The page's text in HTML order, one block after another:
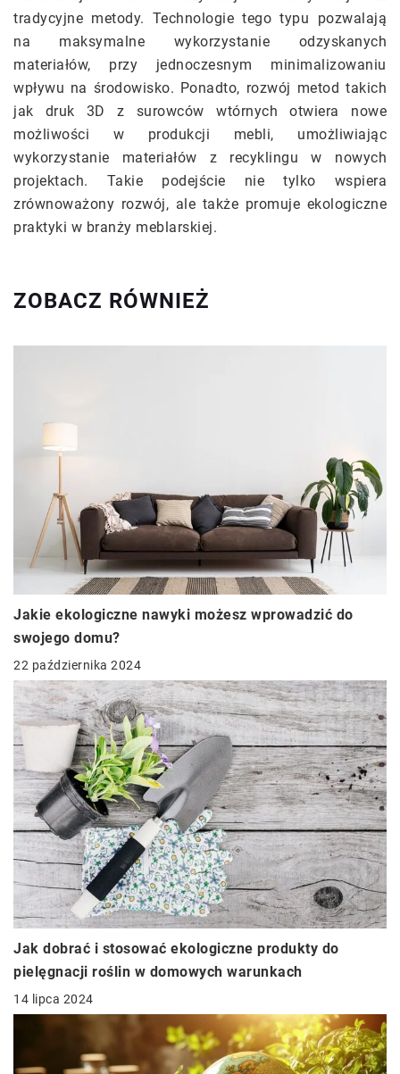
tradycyjne metody. Technologie tego typu pozwalają
na maksymalne wykorzystanie odzyskanych
materiałów, przy jednoczesnym minimalizowaniu
wpływu na środowisko. Ponadto, rozwój metod takich
jak druk 3D z surowców wtórnych otwiera nowe
możliwości w produkcji mebli, umożliwiając
wykorzystanie materiałów z recyklingu w nowych
projektach. Takie podejście nie tylko wspiera
zrównoważony rozwój, ale także promuje ekologiczne
praktyki w branży meblarskiej.
ZOBACZ RÓWNIEŻ
Jakie ekologiczne nawyki możesz wprowadzić do
swojego domu?
22 października 2024
Jak dobrać i stosować ekologiczne produkty do
pielęgnacji roślin w domowych warunkach
14 lipca 2024